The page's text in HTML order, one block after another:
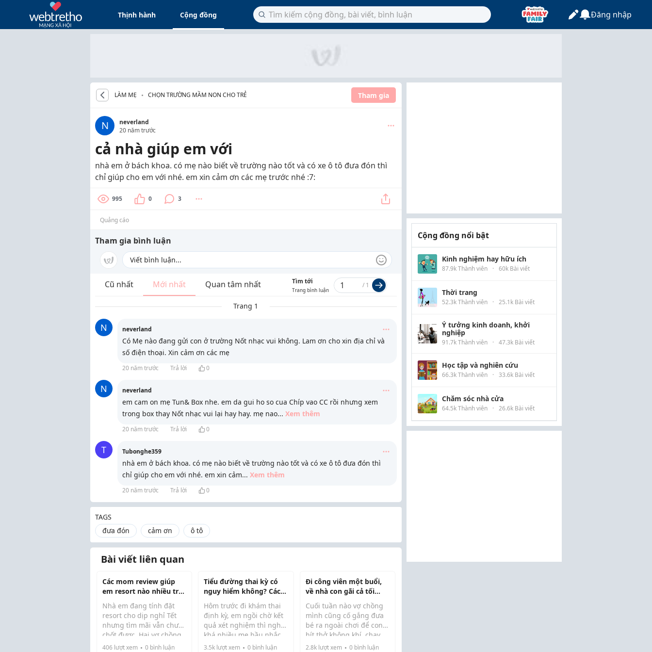
Thịnh hành Cộng đồng Đăng nhập
LÀM MẸ CHỌN TRƯỜNG MẦM NON CHO TRẺ Tham gia
N
neverland
20 năm trước
cả nhà giúp em với
nhà em ở bách khoa. có mẹ nào biết về trường nào tốt và có xe ô tô đưa đón thì
chỉ giúp cho em với nhé. em xin cảm ơn các mẹ trước nhé :7:
995 0 3
Quảng cáo
Tham gia bình luận
Cũ nhất Mới nhất Quan tâm nhất Tìm tới
Trang bình luận
/ 1
Trang 1
N neverland
Có Mẹ nào đang gửi con ở trường Nốt nhạc vui không. Lam ơn cho xin địa chỉ và
số điện thoại. Xin cảm ơn các mẹ
20 năm trước Trả lời 0
N neverland
em cam on mẹ Tun& Box nhe. em da gui ho so cua Chíp vao CC rồi nhưng xem
trong box thay Nốt nhạc vui lại hay hay. mẹ nao... Xem thêm
20 năm trước Trả lời 0
T Tubonghe359
nhà em ở bách khoa. có mẹ nào biết về trường nào tốt và có xe ô tô đưa đón thì
chỉ giúp cho em với nhé. em xin cảm... Xem thêm
20 năm trước Trả lời 0
TAGS
đưa đón
cảm ơn ô tô
Bài viết liên quan
Các mom review giúp
em resort nào nhiều trò
chơi cho trẻ nhỏ với ạ
Nhà em đang tính đặt
resort cho dịp nghỉ Tết
nhưng tìm mãi vẫn chưa
chốt được. Hai vợ chồng
thì chỉ cần chỗ đẹp, còn
406 lượt xem 0 bình luận
Tiểu đường thai kỳ có
nguy hiểm không? Các
mẹ đã từng gặp chia sẻ
giúp em với
Hôm trước đi khám thai
định kỳ, em ngồi chờ kết
quả xét nghiệm thì nghe
khá nhiều mẹ bầu nhắc
đến tiểu đường thai kỳ.
3.5k lượt xem 0 bình luận
Đi công viên một buổi,
về nhà con gãi cả tối...
Cuối tuần nào vợ chồng
mình cũng cố gắng đưa
bé ra ngoài chơi để con
hít thở không khí, chạy
nhảy nhiều hơn. Hôm
2.8klượt xem 0bình luận
Cộng đồng nổi bật
Kinh nghiệm hay hữu ích
87.9k Thành viên · 60k Bài viết
Thời trang
52.3k Thành viên · 25.1k Bài viết
Ý tưởng kinh doanh, khởi
nghiệp
91.7k Thành viên · 47.3k Bài viết
Học tập và nghiên cứu
66.3k Thành viên · 33.6k Bài viết
Chăm sóc nhà cửa
64.5k Thành viên · 26.6k Bài viết